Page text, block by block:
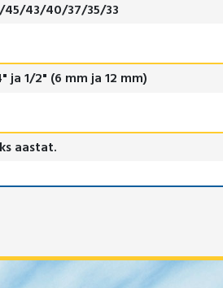
45/43/40/37/35/33
ja 1/2" (6 mm ja 12 mm)
aastat.